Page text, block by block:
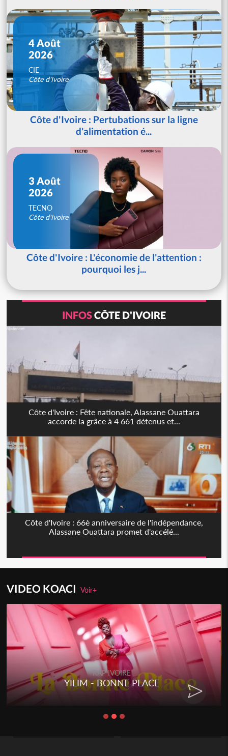
4 Août
2026
CIE
Côte d'Ivoire
Côte d'Ivoire : Pertubations sur la ligne
d'alimentation é...
3 Août
2026
TECNO
Côte d'Ivoire
Côte d'Ivoire : L'économie de l'attention :
pourquoi les j...
INFOSCÔTE D'IVOIRE
Côte d'Ivoire : Fête nationale, Alassane Ouattara
accorde la grâce à 4 661 détenus et...
Côte d'Ivoire : 66è anniversaire de l'indépendance,
Alassane Ouattara promet d'accélé...
VIDEO KOACIVoir+
RAP IVOIRE
RENARD BARAKISSA - DOS DE
CHAT